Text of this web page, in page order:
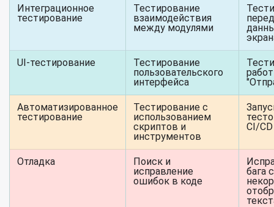
Интеграционное
тестирование
Тестирование
взаимодействия
между модулями
UI-тестирование
Тестирование
пользовательского
интерфейса
Автоматизированное
тестирование
Тестирование с
использованием
скриптов и
инструментов
CI/
Отладка
Поиск и
исправление
ошибок в коде
бага с